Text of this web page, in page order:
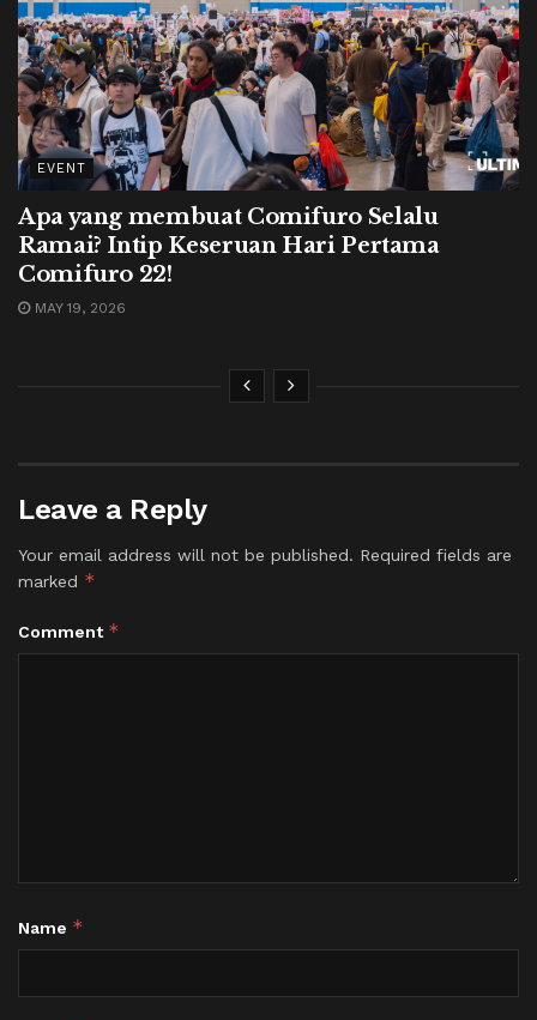
EVENT
Apa yang membuat Comifuro Selalu
Ramai? Intip Keseruan Hari Pertama
Comifuro 22!
MAY 19, 2026
Leave a Reply
Your email address will not be published. Required fields are
marked *
Comment *
Name *